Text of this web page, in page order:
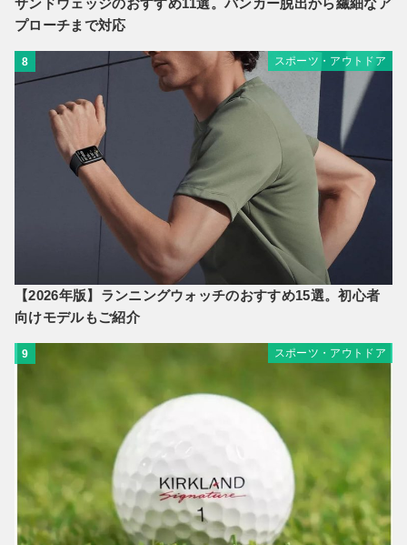
プローチまで対応
8 スポーツ・アウトドア
【2026年版】ランニングウォッチのおすすめ15選。初心者
向けモデルもご紹介
9 スポーツ・アウトドア